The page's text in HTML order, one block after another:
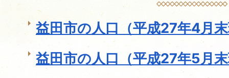
益田市の人口（平成27年4月
益田市の人口（平成27年5月